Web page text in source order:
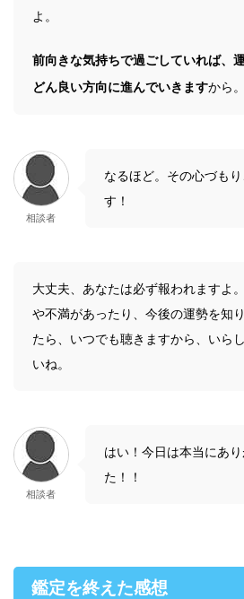
よ。
前向きな気持ちで過ごしていれば、
どん良い方向に進んでいきますから。
相談者
なるほど。その心づも
す！
大丈夫、あなたは必ず報われますよ
や不満があったり、今後の運勢を知
たら、いつでも聴きますから、いら
いね。
相談者
はい！今日は本当にあ
た！！
鑑定を終えた感想